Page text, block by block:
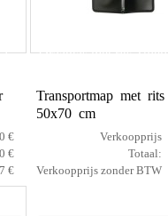
€
€
€
Draagtas met rits
Transportmap met
50x70 cm
Verkoopprijs
Totaal:
Verkoopprijs zonder BTW